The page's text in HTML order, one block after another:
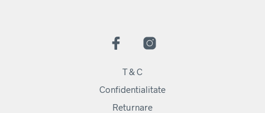
T & C
Confidentialitate
Returnare